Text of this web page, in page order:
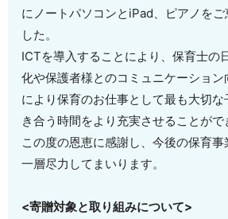
にノートパソコンとiPad、ピアノをご
した。
ICTを導入することにより、保育士の
化や保護者様とのコミュニケーション
により保育のお仕事として最も大切な
き合う時間をより充実させることがで
この度の恩恵に感謝し、今後の保育事
一層尽力してまいります。
<寄贈対象と取り組みについて>